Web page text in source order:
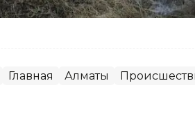
Главная Алматы